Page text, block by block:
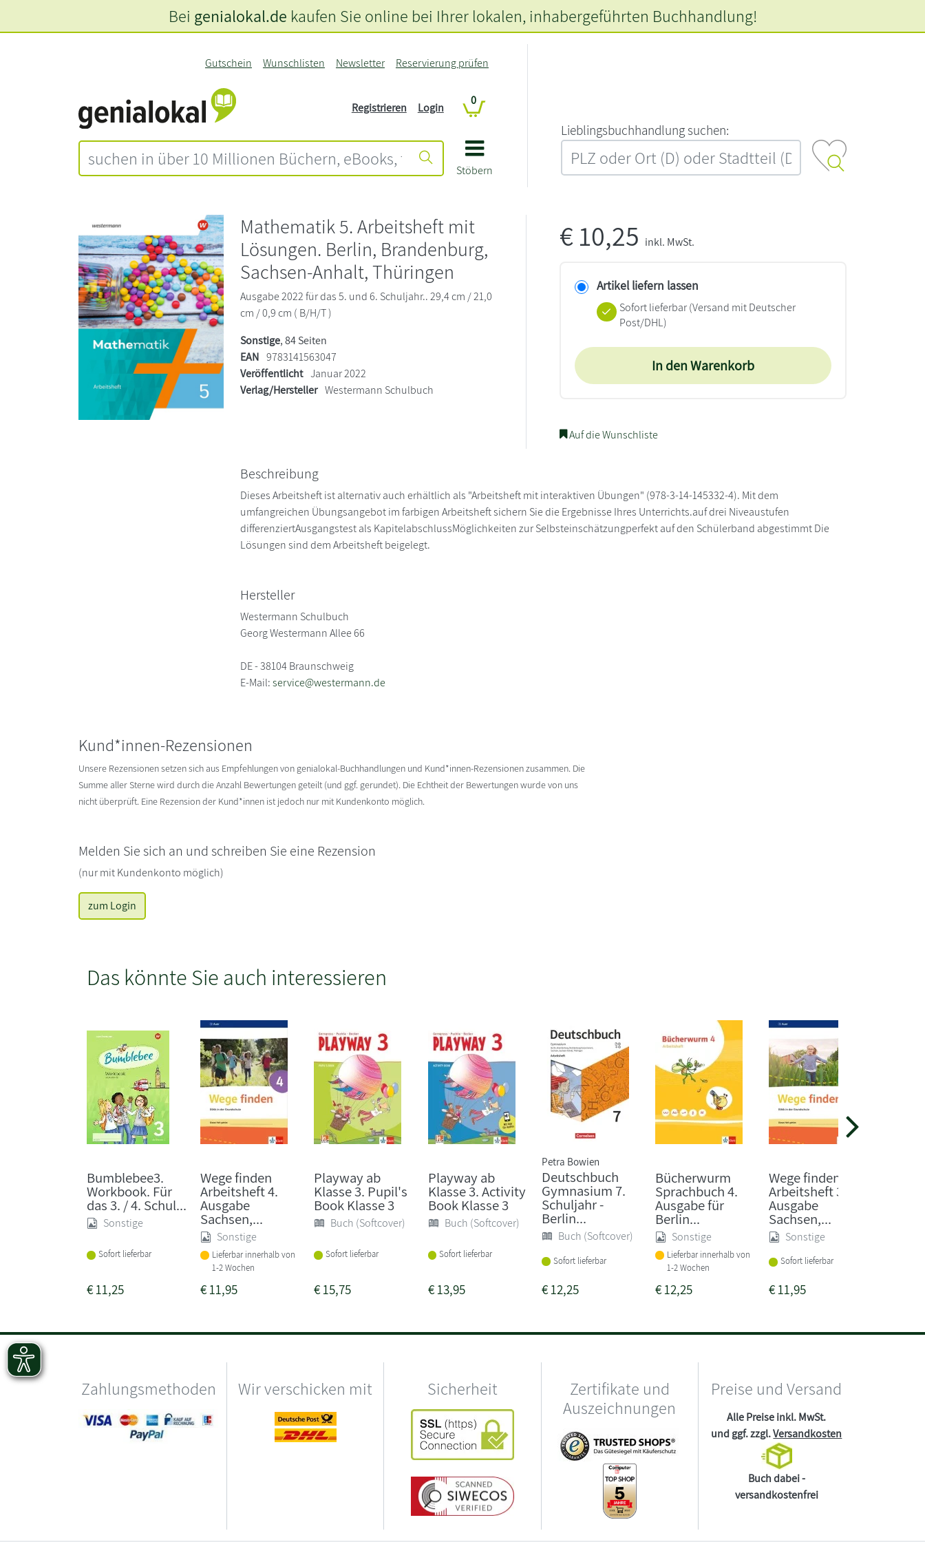
Stöbern
Gutschein Wunschlisten Newsletter Reservierung prüfen
Registrieren Login
0
L‍i‍e‍b‍l‍i‍n‍g‍s‍b‍u‍c‍h‍h‍a‍n‍d‍l‍u‍n‍g‍ ‍s‍u‍c‍h‍e‍n‍:‍
Bei genialokal.de kaufen Sie online bei Ihrer lokalen, inhabergeführten Buchhandlung!
Mathematik 5. Arbeitsheft mit
Lösungen. Berlin, Brandenburg,
Sachsen-Anhalt, Thüringen
Ausgabe 2022 für das 5. und 6. Schuljahr.. 29,4 cm / 21,0
cm / 0,9 cm ( B/H/T )
Sonstige, 84 Seiten
EAN 9783141563047
Veröffentlicht Januar 2022
Verlag/Hersteller Westermann Schulbuch
€10,25 inkl. MwSt.
Artikel liefern lassen
Sofort lieferbar(Versand mit Deutscher
Post/DHL)
In den Warenkorb
Auf die Wunschliste
Beschreibung
Dieses Arbeitsheft ist alternativ auch erhältlich als "Arbeitsheft mit interaktiven Übungen" (978-3-14-145332-4). Mit dem
umfangreichen Übungsangebot im farbigen Arbeitsheft sichern Sie die Ergebnisse Ihres Unterrichts.auf drei Niveaustufen
differenziertAusgangstest als KapitelabschlussMöglichkeiten zur Selbsteinschätzungperfekt auf den Schülerband abgestimmt Die
Lösungen sind dem Arbeitsheft beigelegt.
Hersteller
Westermann Schulbuch
Georg Westermann Allee 66
DE - 38104 Braunschweig
E-Mail:service@westermann.de
Kund*innen-Rezensionen
Unsere Rezensionen setzen sich aus Empfehlungen von genialokal-Buchhandlungen und Kund*innen-Rezensionen zusammen. Die
Summe aller Sterne wird durch die Anzahl Bewertungen geteilt (und ggf. gerundet). Die Echtheit der Bewertungen wurde von uns
nicht überprüft. Eine Rezension der Kund*innen ist jedoch nur mit Kundenkonto möglich.
Melden Sie sich an und schreiben Sie eine Rezension
(nur mit Kundenkonto möglich)
zum Login
Das könnte Sie auch interessieren
Bumblebee3.
Workbook. Für
das 3. / 4. Schul...
Sonstige
Sofort lieferbar
€11,25
Wege finden
Arbeitsheft 4.
Ausgabe
Sachsen,...
Sonstige
Lieferbar innerhalb von
1-2 Wochen
€11,95
Playway ab
Klasse 3. Pupil's
Book Klasse 3
Buch (Softcover)
Sofort lieferbar
€15,75
Playway ab
Klasse 3. Activity
Book Klasse 3
Buch (Softcover)
Sofort lieferbar
€13,95
Petra Bowien
Deutschbuch
Gymnasium 7.
Schuljahr -
Berlin...
Buch (Softcover)
Sofort lieferbar
€12,25
Bücherwurm
Sprachbuch 4.
Ausgabe für
Berlin...
Sonstige
Lieferbar innerhalb von
1-2 Wochen
€12,25
Wege finden
Arbeitsheft 3.
Ausgabe
Sachsen,...
Sonstige
Sofort lieferbar
€11,95
Zahlungsmethoden Wir verschicken mit Sicherheit
Zertifikate und
Auszeichnungen
Preise und Versand
Alle Preise inkl. MwSt.
und ggf. zzgl.Versandkosten
Buch dabei -
versandkostenfrei